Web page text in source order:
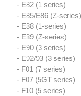
- E82 (1 series)
- E85/E86 (Z-series)
- E88 (1-series)
- E89 (Z-series)
- E90 (3 series)
- E92/93 (3 series)
- F01 (7 series)
- F07 (5GT series)
- F10 (5 series)